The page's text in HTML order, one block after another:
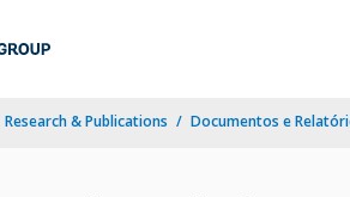
Research & Publications Documentos e